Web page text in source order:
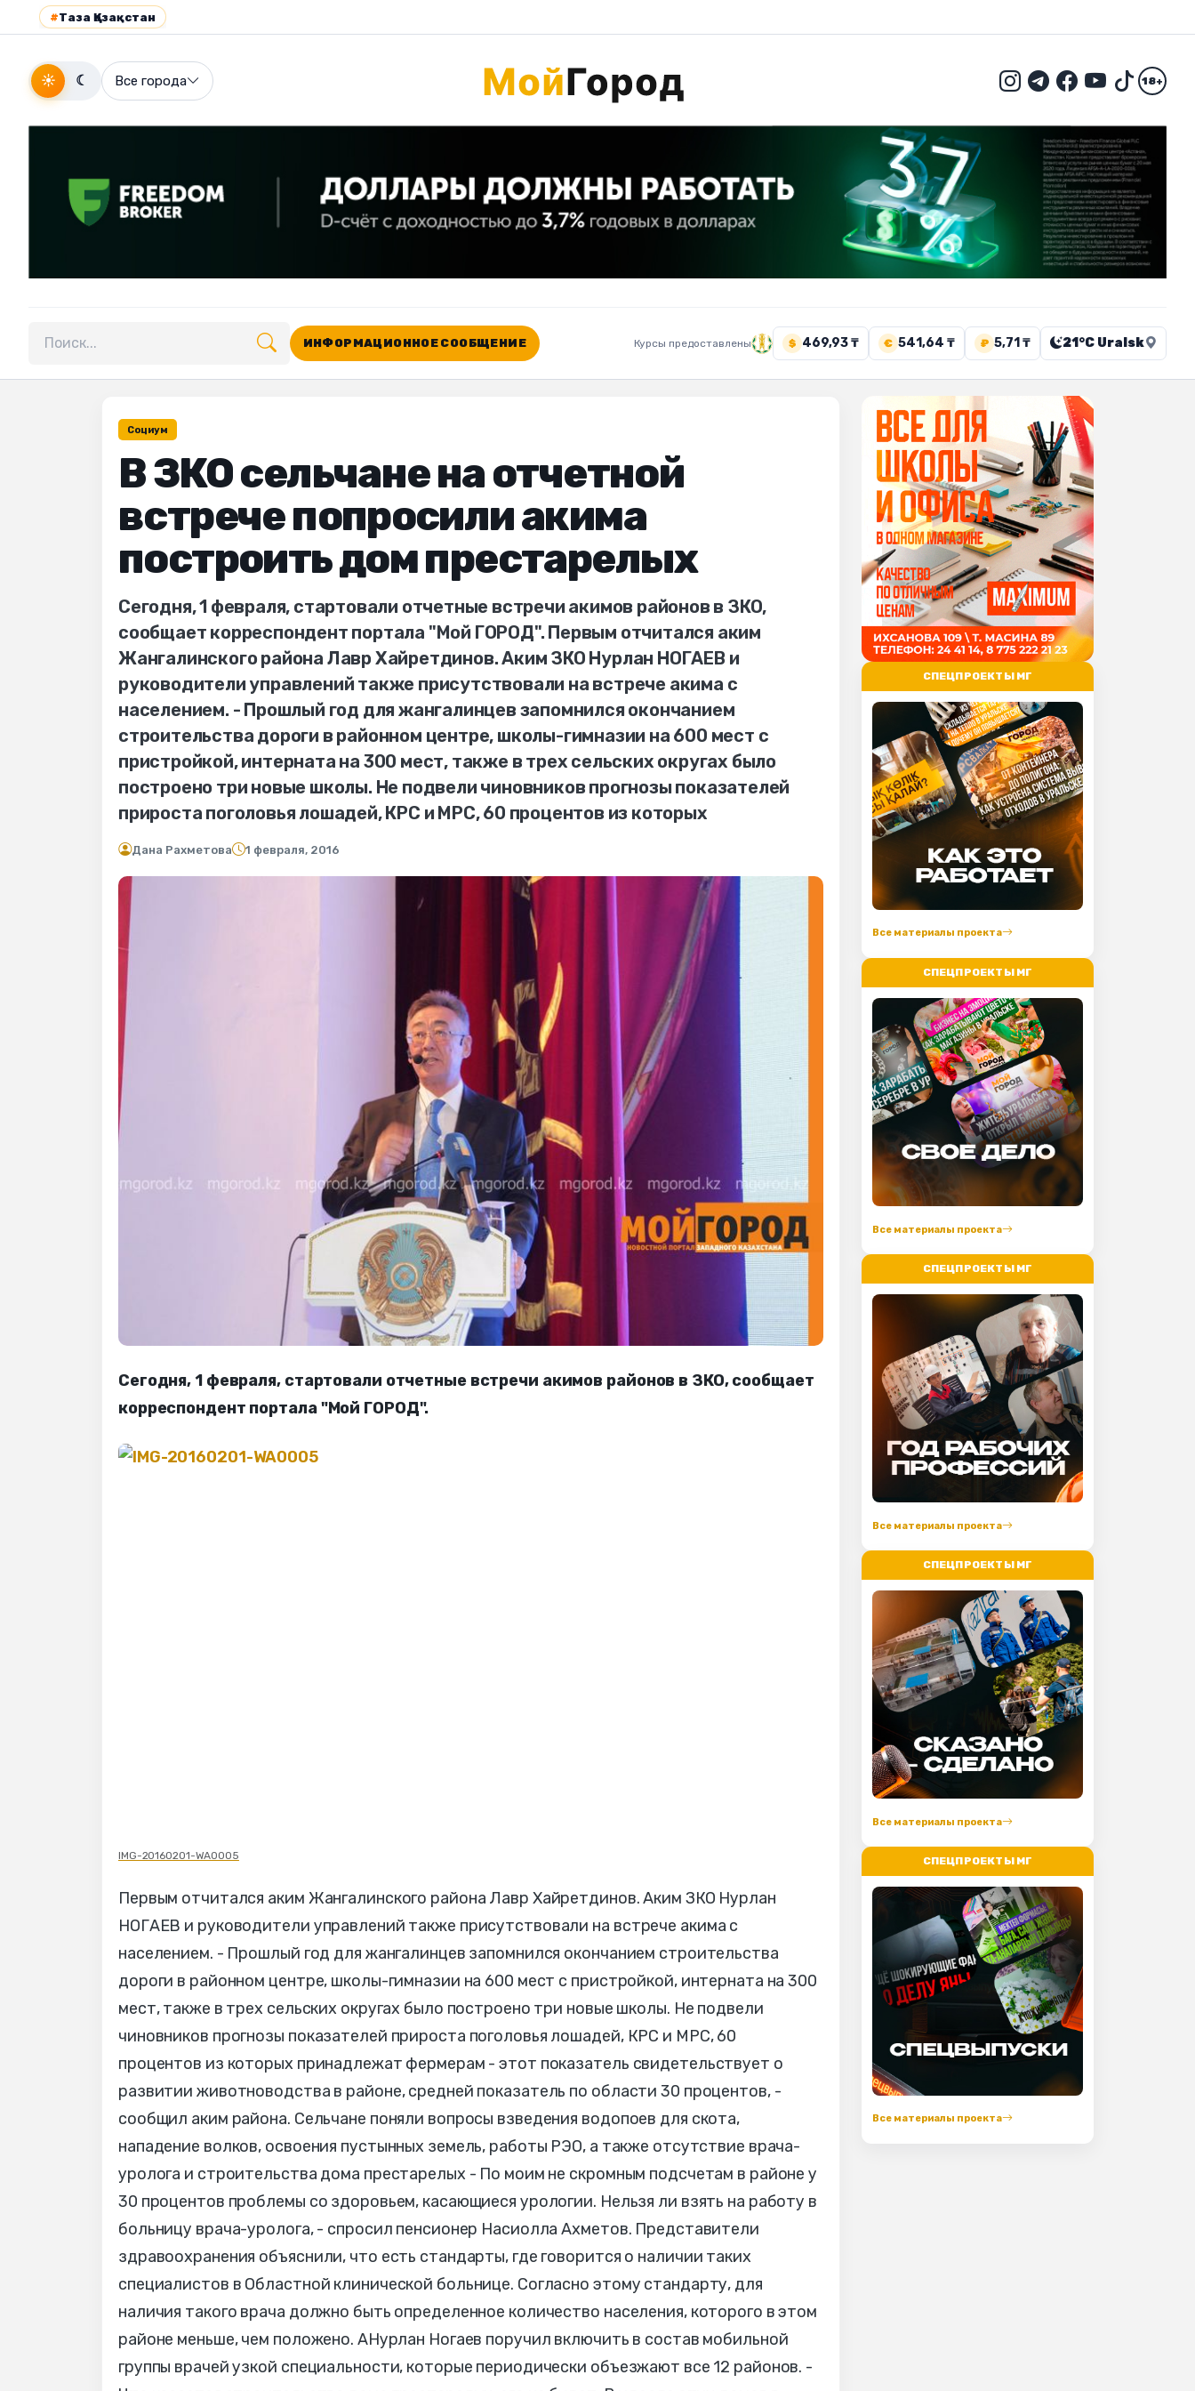
#Таза Қазақстан
☀ ☾ Все города 18+
Поиск по сайту
ИНФОРМАЦИОННОЕ СООБЩЕНИЕ Курсы предоставлены $ 469,93 ₸ € 541,64 ₸ ₽ 5,71 ₸ 21°C Uralsk
Социум
В ЗКО сельчане на отчетной
встрече попросили акима
построить дом престарелых
Сегодня, 1 февраля, стартовали отчетные встречи акимов районов в ЗКО,
сообщает корреспондент портала "Мой ГОРОД". Первым отчитался аким
Жангалинского района Лавр Хайретдинов. Аким ЗКО Нурлан НОГАЕВ и
руководители управлений также присутствовали на встрече акима с
населением. - Прошлый год для жангалинцев запомнился окончанием
строительства дороги в районном центре, школы-гимназии на 600 мест с
пристройкой, интерната на 300 мест, также в трех сельских округах было
построено три новые школы. Не подвели чиновников прогнозы показателей
прироста поголовья лошадей, КРС и МРС, 60 процентов из которых
Дана Рахметова 1 февраля, 2016
Сегодня, 1 февраля, стартовали отчетные встречи акимов районов в ЗКО, сообщает
корреспондент портала "Мой ГОРОД".
IMG-20160201-WA0005
Первым отчитался аким Жангалинского района Лавр Хайретдинов. Аким ЗКО Нурлан
НОГАЕВ и руководители управлений также присутствовали на встрече акима с
населением. - Прошлый год для жангалинцев запомнился окончанием строительства
дороги в районном центре, школы-гимназии на 600 мест с пристройкой, интерната на 300
мест, также в трех сельских округах было построено три новые школы. Не подвели
чиновников прогнозы показателей прироста поголовья лошадей, КРС и МРС, 60
процентов из которых принадлежат фермерам - этот показатель свидетельствует о
развитии животноводства в районе, средней показатель по области 30 процентов, -
сообщил аким района. Сельчане поняли вопросы взведения водопоев для скота,
нападение волков, освоения пустынных земель, работы РЭО, а также отсутствие врача-
уролога и строительства дома престарелых - По моим не скромным подсчетам в районе у
30 процентов проблемы со здоровьем, касающиеся урологии. Нельзя ли взять на работу в
больницу врача-уролога, - спросил пенсионер Насиолла Ахметов. Представители
здравоохранения объяснили, что есть стандарты, где говорится о наличии таких
специалистов в Областной клинической больнице. Согласно этому стандарту, для
наличия такого врача должно быть определенное количество населения, которого в этом
районе меньше, чем положено. АНурлан Ногаев поручил включить в состав мобильной
группы врачей узкой специальности, которые периодически объезжают все 12 районов. -
СПЕЦПРОЕКТЫ МГ
Все материалы проекта
СПЕЦПРОЕКТЫ МГ
Все материалы проекта
СПЕЦПРОЕКТЫ МГ
Все материалы проекта
СПЕЦПРОЕКТЫ МГ
Все материалы проекта
СПЕЦПРОЕКТЫ МГ
Все материалы проекта